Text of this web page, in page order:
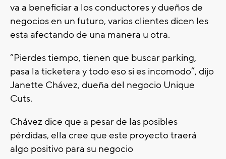
va a beneficiar a los conductores y dueños de
negocios en un futuro, varios clientes dicen les
esta afectando de una manera u otra.
“Pierdes tiempo, tienen que buscar parking,
pasa la ticketera y todo eso si es incomodo”, dijo
Janette Chávez, dueña del negocio Unique
Cuts.
Chávez dice que a pesar de las posibles
pérdidas, ella cree que este proyecto traerá
algo positivo para su negocio